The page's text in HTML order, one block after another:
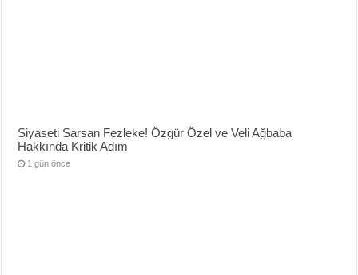
Siyaseti Sarsan Fezleke! Özgür Özel ve Veli Ağbaba
Hakkında Kritik Adım
1 gün önce